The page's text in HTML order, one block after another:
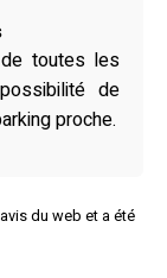
toutes les
de
proche.
du web et a été